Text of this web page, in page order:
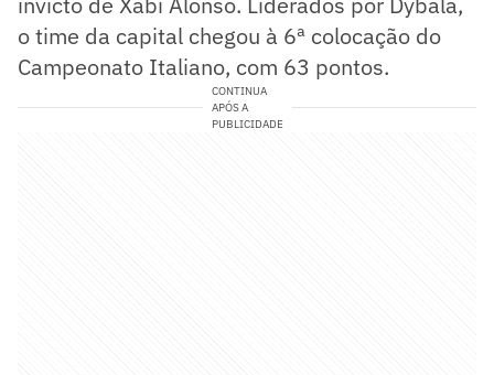
o time da capital chegou à 6ª colocação do
Campeonato Italiano, com 63 pontos.
CONTINUA
APÓS A
PUBLICIDADE